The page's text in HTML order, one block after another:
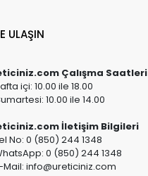
ULAŞIN
Çalışma Saatleri
içi: 10.00 ile 18.00
10.00 ile 14.00
İletişim Bilgileri
No: 0 (850) 244 1348
0 (850) 244 1348
Mail: info@ureticiniz.com